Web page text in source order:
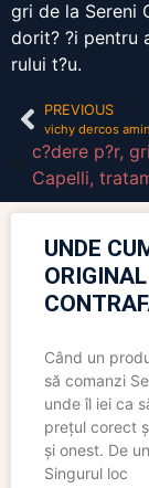
gri de la Sereni
dorit? ?i pentru
rului t?u.
PREVIOUS
vichy dercos
c?dere p?r, gri
Capelli,
UNDE
Când un
să comanzi
unde îl iei ca
prețul corect
și onest. De
Singurul loc